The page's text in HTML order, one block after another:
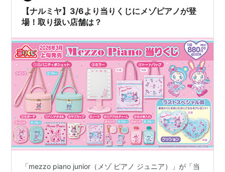
【ナルミヤ】3/6より当りくじにメゾピアノが登
場！取り扱い店舗は？
「mezzo piano junior（メゾ ピアノ ジュニア）」が「当